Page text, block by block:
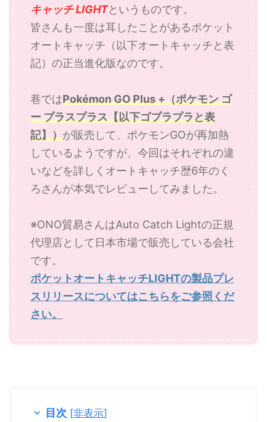
キャッチ LIGHTというものです。
皆さんも一度は耳したことがあるポケット
オートキャッチ（以下オートキャッチと表
記）の正当進化版なのです。
巷ではPokémon GO Plus +（ポケモン ゴ
ー プラスプラス【以下ゴプラプラと表
記】）が販売して、ポケモンGOが再加熱
しているようですが、今回はそれぞれの違
いなどを詳しくオートキャッチ歴6年のく
ろさんが本気でレビューしてみました。
※ONO貿易さんはAuto Catch Lightの正規
代理店として日本市場で販売している会社
です。
ポケットオートキャッチLIGHTの製品プレ
スリリースについてはこちらをご参照くだ
さい。
目次 [非表示]